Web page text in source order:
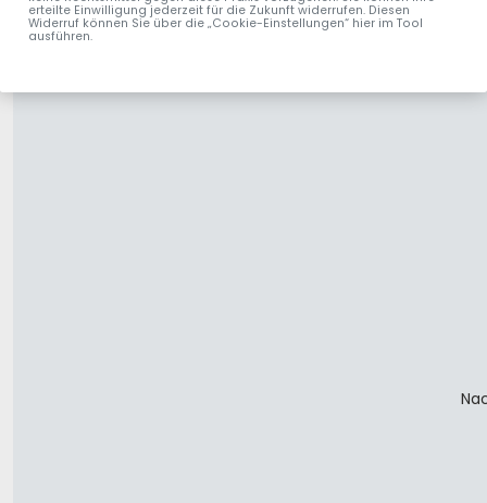
erteilte Einwilligung jederzeit für die Zukunft widerrufen. Diesen
Widerruf können Sie über die „Cookie-Einstellungen“ hier im Tool
ausführen.